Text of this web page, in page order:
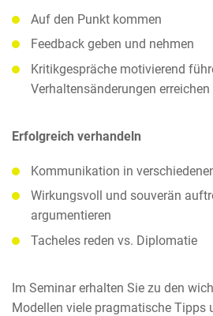
Auf den Punkt kommen
Feedback geben und nehmen
Kritikgespräche motivierend
Verhaltensänderungen erreichen
Erfolgreich verhandeln
Kommunikation in
Wirkungsvoll und souverän
argumentieren
Tacheles reden vs. Diplomatie
Im Seminar erhalten Sie zu den
Modellen viele pragmatische Tipps